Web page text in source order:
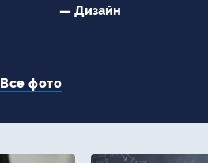
— Дизайн
Все фото